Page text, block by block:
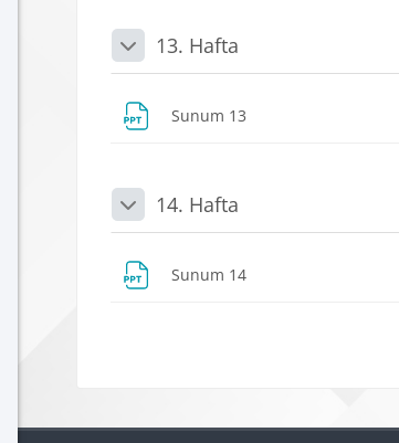
Daralt13. Hafta
Sunum 13
Daralt14. Hafta
Sunum 14